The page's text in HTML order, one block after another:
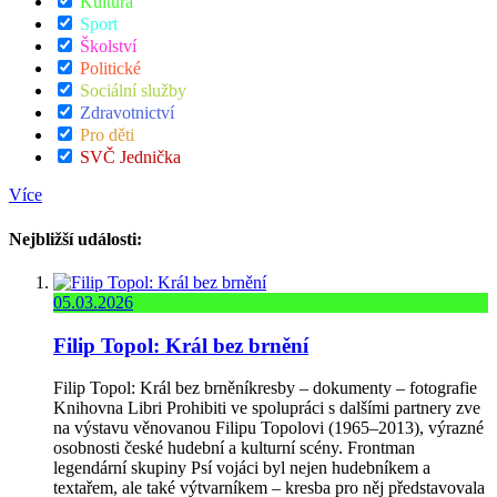
Sport
Školství
Politické
Sociální služby
Zdravotnictví
Pro děti
SVČ Jednička
Více
Nejbližší události:
05.03.2026
Filip Topol: Král bez brnění
Filip Topol: Král bez brněníkresby – dokumenty – fotografie
Knihovna Libri Prohibiti ve spolupráci s dalšími partnery zve
na výstavu věnovanou Filipu Topolovi (1965–2013), výrazné
osobnosti české hudební a kulturní scény. Frontman
legendární skupiny Psí vojáci byl nejen hudebníkem a
textařem, ale také výtvarníkem – kresba pro něj představovala